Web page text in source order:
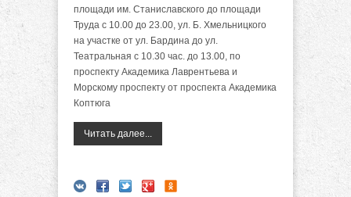
площади им. Станиславского до площади
Труда с 10.00 до 23.00, ул. Б. Хмельницкого
на участке от ул. Бардина до ул.
Театральная с 10.30 час. до 13.00, по
проспекту Академика Лаврентьева и
Морскому проспекту от проспекта Академика
Коптюга
Читать далее...